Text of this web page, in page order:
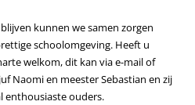
kunnen we samen zorgen
schoolomgeving. Heeft u
welkom, dit kan via e-mail of
juf Naomi en meester Sebastian en zij
enthousiaste ouders.